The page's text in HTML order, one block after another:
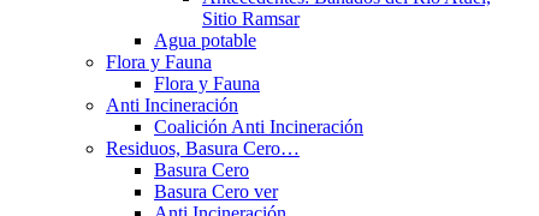
Sitio Ramsar
Agua potable
Flora y Fauna
Flora y Fauna
Anti Incineración
Coalición Anti Incineración
Residuos, Basura Cero…
Basura Cero
Basura Cero ver